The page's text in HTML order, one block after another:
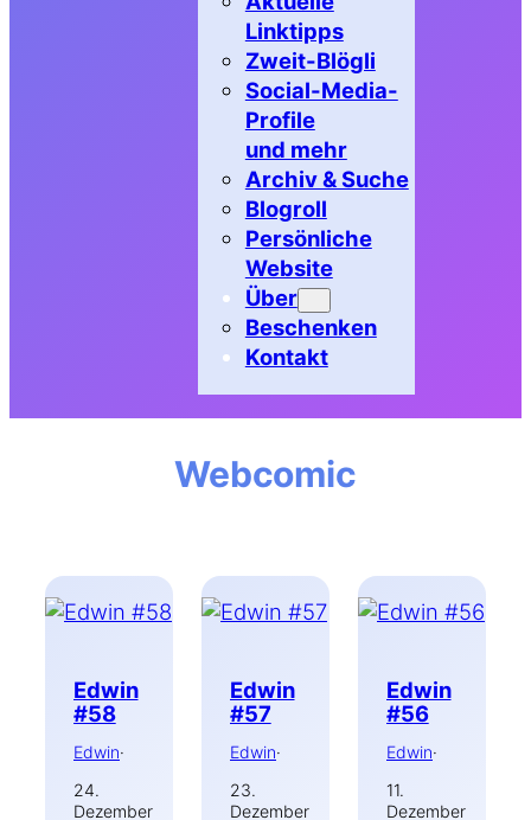
Linktipps
Zweit-Blögli
Social-Media-
Profile
und mehr
Archiv & Suche
Blogroll
Persönliche
Website
Über
Beschenken
Kontakt
Webcomic
Edwin
#58
Edwin·
24.
Dezember
Edwin
#57
Edwin·
23.
Dezember
Edwin
#56
Edwin·
11.
Dezember